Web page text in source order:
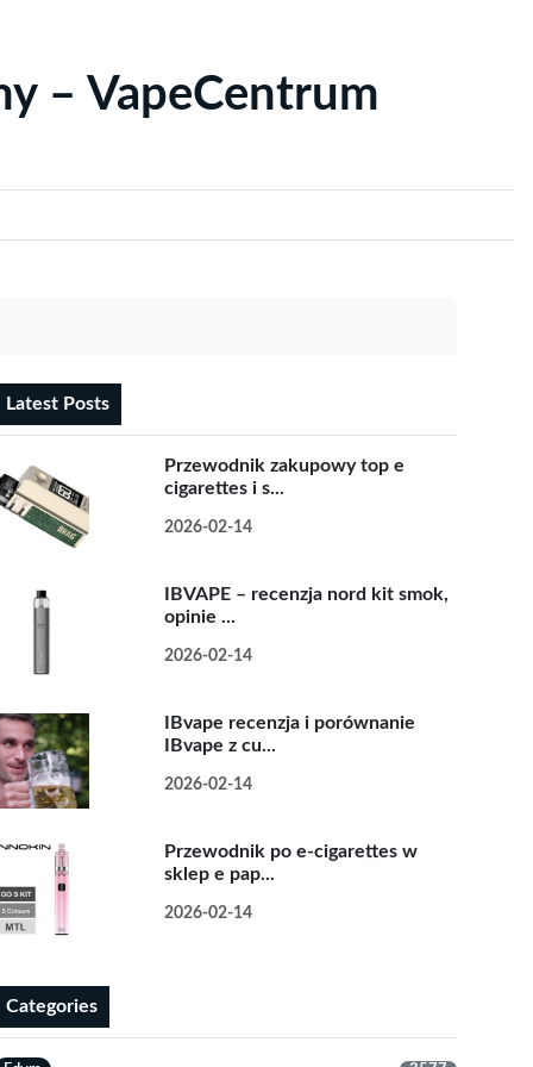
– VapeCentrum
Latest Posts
Przewodnik zakupowy top e
cigarettes i s...
2026-02-14
IBVAPE – recenzja nord kit smok,
opinie ...
2026-02-14
IBvape recenzja i porównanie
IBvape z cu...
2026-02-14
Przewodnik po e-cigarettes w
sklep e pap...
2026-02-14
Categories